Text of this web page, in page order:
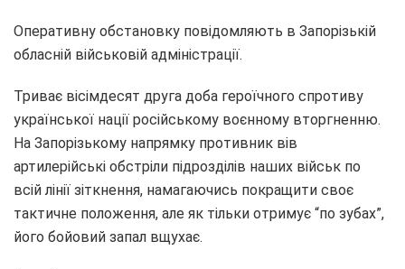
Оперативну обстановку повідомляють в Запорізькій
обласній військовій адміністрації.
Триває вісімдесят друга доба героїчного спротиву
української нації російському воєнному вторгненню.
На Запорізькому напрямку противник вів
артилерійські обстріли підрозділів наших військ по
всій лінії зіткнення, намагаючись покращити своє
тактичне положення, але як тільки отримує “по зубах”,
його бойовий запал вщухає.